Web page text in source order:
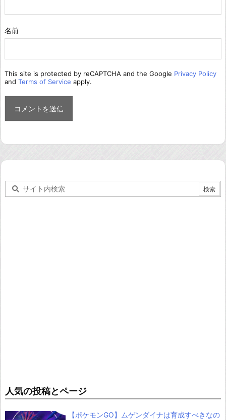
名前
This site is protected by reCAPTCHA and the Google Privacy Policy
and Terms of Service apply.
人気の投稿とページ
【ポケモンGO】ムゲンダイナは育成すべきなの